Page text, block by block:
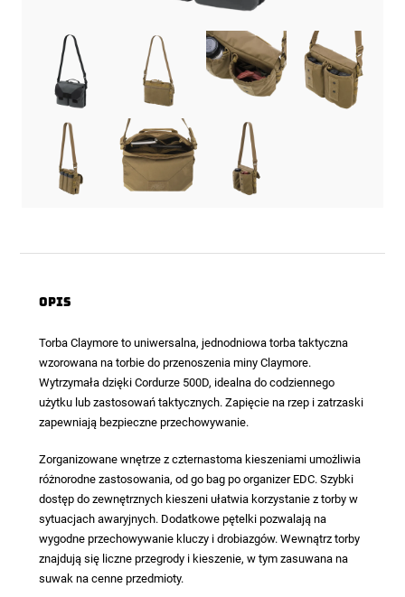
Opis
Torba Claymoreto uniwersalna, jednodniowa torba taktyczna
wzorowana na torbie do przenoszenia miny Claymore.
Wytrzymała dzięki Cordurze 500D, idealna do codziennego
użytku lub zastosowań taktycznych. Zapięcie na rzep i zatrzaski
zapewniają bezpieczne przechowywanie.
Zorganizowane wnętrze z czternastoma kieszeniami umożliwia
różnorodne zastosowania, od go bag po organizer EDC. Szybki
dostęp do zewnętrznych kieszeni ułatwia korzystanie z torby w
sytuacjach awaryjnych. Dodatkowe pętelki pozwalają na
wygodne przechowywanie kluczy i drobiazgów. Wewnątrz torby
znajdują się liczne przegrody i kieszenie, w tym zasuwana na
suwak na cenne przedmioty.